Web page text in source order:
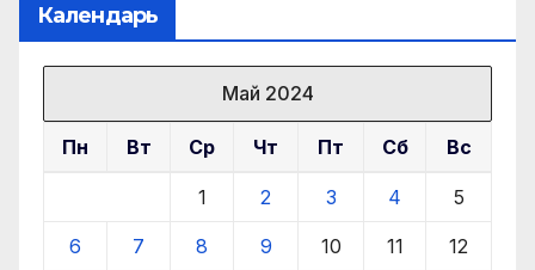
Календарь
Май 2024
Пн Вт Ср Чт Пт Сб Вс
1 2 3 4 5
6 7 8 9 10 11 12